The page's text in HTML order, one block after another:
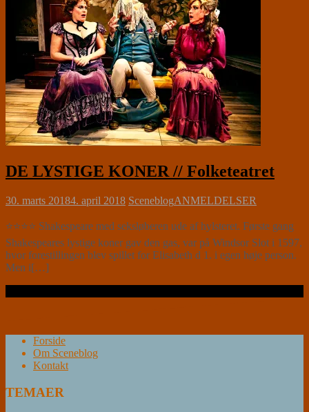
DE LYSTIGE KONER // Folketeatret
30. marts 20184. april 2018 SceneblogANMELDELSER
⭐⭐⭐⭐ Shakespeare med seksløberen ude af hylsteret. Første gang
Shakespeares lystige koner gav den gas, var på Windsor Slot i 1597,
hvor forestillingen blev spillet for Elisabeth d 1. i egen høje person.
Men i[…]
Forside
Om Sceneblog
Kontakt
TEMAER